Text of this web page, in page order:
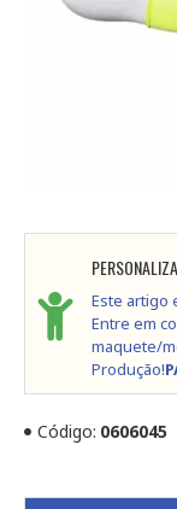
Este artigo
Entre em
maquete/
Produção!
Código: 0606045